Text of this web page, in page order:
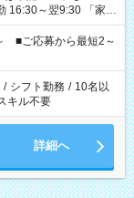
～翌9:30 「家族
の準備がしたい」
望を教えてください
週40時間を超える場
■ご応募から最短2～
/ シフト勤務 / 10名以
キル不要
詳細へ